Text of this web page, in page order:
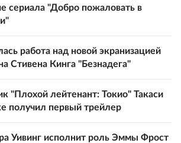
сериала "Добро пожаловать в
работа над новой экранизацией
Стивена Кинга "Безнадега"
"Плохой лейтенант: Токио" Такаси
получил первый трейлер
Уивинг исполнит роль Эммы Фрост